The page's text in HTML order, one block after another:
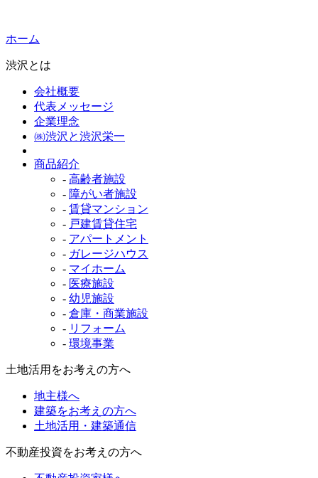
ホーム
渋沢とは
会社概要
代表メッセージ
企業理念
㈱渋沢と渋沢栄一
商品紹介
- 高齢者施設
- 障がい者施設
- 賃貸マンション
- 戸建賃貸住宅
- アパートメント
- ガレージハウス
- マイホーム
- 医療施設
- 幼児施設
- 倉庫・商業施設
- リフォーム
- 環境事業
土地活用をお考えの方へ
地主様へ
建築をお考えの方へ
土地活用・建築通信
不動産投資をお考えの方へ